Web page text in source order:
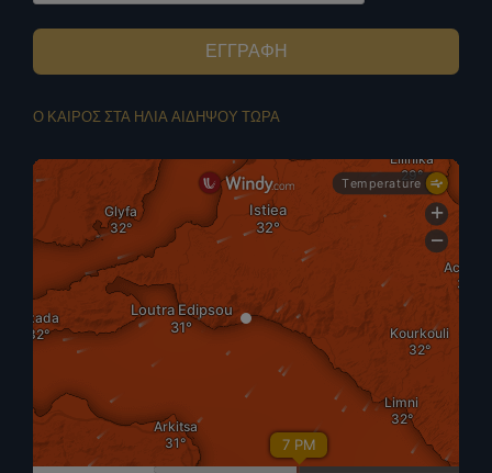
ΕΓΓΡΑΦΗ
Ο ΚΑΙΡΟΣ ΣΤΑ ΗΛΙΑ ΑΙΔΗΨΟΥ ΤΩΡΑ